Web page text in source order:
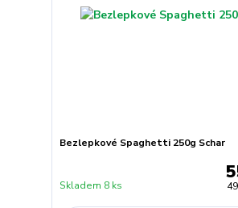
Bezlepkové Spaghetti 250g Schar
Skladem 8 ks